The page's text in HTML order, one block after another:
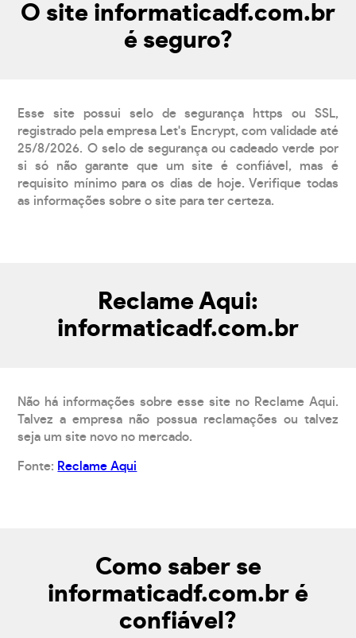
O site informaticadf.com.br
é seguro?
Esse site possui selo de segurança https ou SSL,
registrado pela empresa Let's Encrypt, com validade até
25/8/2026. O selo de segurança ou cadeado verde por
si só não garante que um site é confiável, mas é
requisito mínimo para os dias de hoje. Verifique todas
as informações sobre o site para ter certeza.
Reclame Aqui:
informaticadf.com.br
Não há informações sobre esse site no Reclame Aqui.
Talvez a empresa não possua reclamações ou talvez
seja um site novo no mercado.
Fonte: Reclame Aqui
Como saber se
informaticadf.com.br é
confiável?